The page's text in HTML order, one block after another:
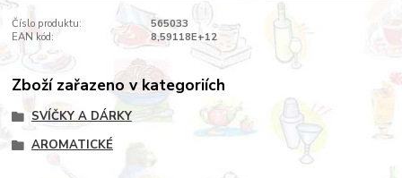
Číslo produktu:
565033
EAN kód:
8,59118E+12
Zboží zařazeno v kategoriích
SVÍČKY A DÁRKY
AROMATICKÉ